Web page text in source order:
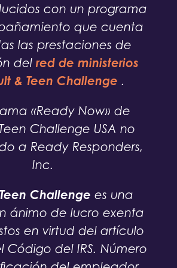
con un programa
que cuenta
las prestaciones de
del red de ministerios
& Teen Challenge .
«Ready Now» de
Challenge USA no
a Ready Responders,
Inc.
Challenge es una
ánimo de lucro exenta
en virtud del artículo
Código del IRS. Número